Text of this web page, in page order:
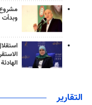
التقارير